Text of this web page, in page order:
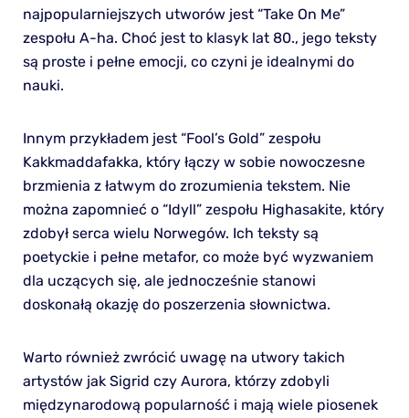
najpopularniejszych utworów jest “Take On Me”
zespołu A-ha. Choć jest to klasyk lat 80., jego teksty
są proste i pełne emocji, co czyni je idealnymi do
nauki.
Innym przykładem jest “Fool’s Gold” zespołu
Kakkmaddafakka, który łączy w sobie nowoczesne
brzmienia z łatwym do zrozumienia tekstem. Nie
można zapomnieć o “Idyll” zespołu Highasakite, który
zdobył serca wielu Norwegów. Ich teksty są
poetyckie i pełne metafor, co może być wyzwaniem
dla uczących się, ale jednocześnie stanowi
doskonałą okazję do poszerzenia słownictwa.
Warto również zwrócić uwagę na utwory takich
artystów jak Sigrid czy Aurora, którzy zdobyli
międzynarodową popularność i mają wiele piosenek